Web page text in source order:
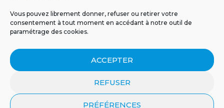
Vous pouvez librement donner, refuser ou retirer votre
consentement à tout moment en accédant à notre outil de
paramétrage des cookies.
ACCEPTER
REFUSER
PRÉFÉRENCES
MENTIONS LÉGALES PUBLICITÉ
BLOG
NOS ÉMISSIONS
POLITIQUE DE CONFIDENTIALITÉ
CONTACT